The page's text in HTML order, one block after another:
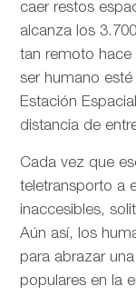
caer restos
alcanza los
tan remoto
ser humano
Estación
distancia de
Cada vez que
teletransporto a
inaccesibles,
Aún así, los
para abrazar
populares en la